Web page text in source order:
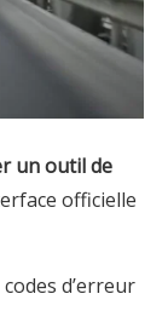
un outil de
officielle
d’erreur